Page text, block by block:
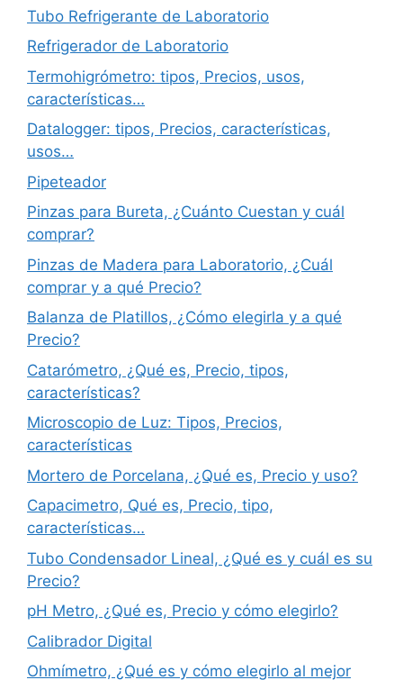
Tubo Refrigerante de Laboratorio
Refrigerador de Laboratorio
Termohigrómetro: tipos, Precios, usos,
características…
Datalogger: tipos, Precios, características,
usos…
Pipeteador
Pinzas para Bureta, ¿Cuánto Cuestan y cuál
comprar?
Pinzas de Madera para Laboratorio, ¿Cuál
comprar y a qué Precio?
Balanza de Platillos, ¿Cómo elegirla y a qué
Precio?
Catarómetro, ¿Qué es, Precio, tipos,
características?
Microscopio de Luz: Tipos, Precios,
características
Mortero de Porcelana, ¿Qué es, Precio y uso?
Capacimetro, Qué es, Precio, tipo,
características…
Tubo Condensador Lineal, ¿Qué es y cuál es su
Precio?
pH Metro, ¿Qué es, Precio y cómo elegirlo?
Calibrador Digital
Ohmímetro, ¿Qué es y cómo elegirlo al mejor